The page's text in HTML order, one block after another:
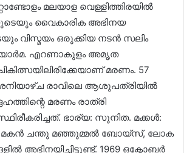
മലയാള വെള്ളിത്തിരയിൽ
വൈകാരിക അഭിനയ
വിസ്മയം ഒരുക്കിയ നടൻ സലിം
എറണാകുളം അമൃത
മരണം. 57
രാവിലെ ആശുപത്രിയിൽ
മരണം രാത്രി
ഭാര്യ: സുനിത. മക്കൾ:
ചന്തു മഞ്ഞുമ്മൽ ബോയ്​സ്​, ലോക
അഭിനയിച്ചിട്ടുണ്ട്​. 1969 ഒക്ടോബർ